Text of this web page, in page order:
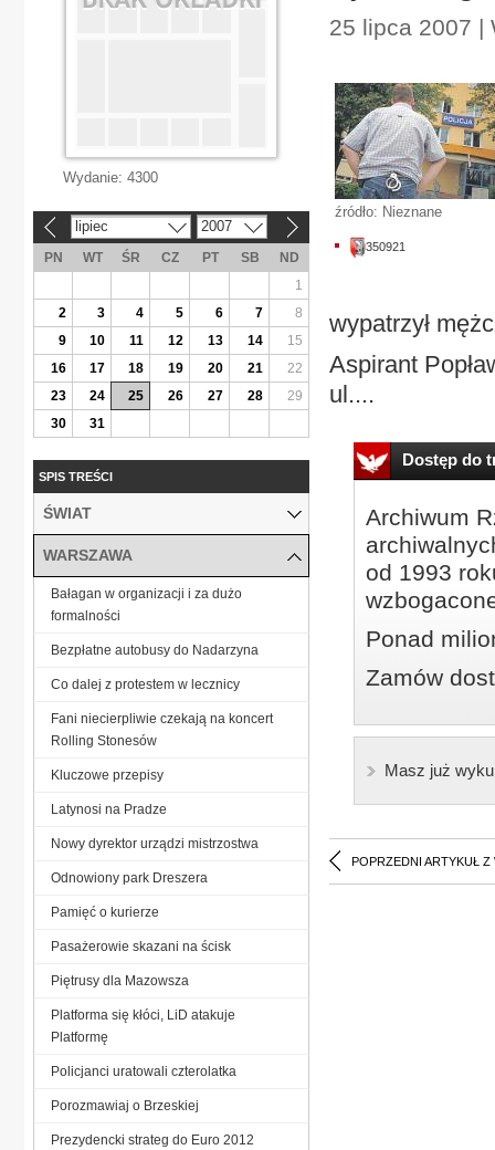
25 lipca 2007 |
źródło: Nieznane
350921
wypatrzył
Aspirant
ul....
Dostęp do
Archiwum
od 1993
Ponad
Zamów
Masz już
POPRZEDNI ARTYKUŁ Z
Wydanie: 4300
lipiec 2007
PN WT ŚR CZ PT SB
ND
1
2
3 4 5 6 7
8
9
10 11 12 13 14
15
16
17 18 19 20 21
22
23
24 25 26 27 28
29
30
31
SPIS TREŚCI
ŚWIAT
WARSZAWA
Bałagan w organizacji i za dużo
formalności
Bezpłatne autobusy do Nadarzyna
Co dalej z protestem w lecznicy
Fani niecierpliwie czekają na koncert
Rolling Stonesów
Kluczowe przepisy
Latynosi na Pradze
Nowy dyrektor urządzi mistrzostwa
Odnowiony park Dreszera
Pamięć o kurierze
Pasażerowie skazani na ścisk
Piętrusy dla Mazowsza
Platforma się kłóci, LiD atakuje
Platformę
Policjanci uratowali czterolatka
Porozmawiaj o Brzeskiej
Prezydencki strateg do Euro 2012